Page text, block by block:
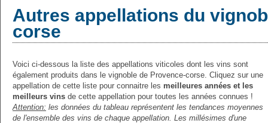
Autres appellations du
corse
Voici ci-dessous la liste des appellations viticoles dont les vins sont
également produits dans le vignoble de Provence-corse. Cliquez sur une
appellation de cette liste pour connaitre les meilleures années et les
meilleurs vins de cette appellation pour toutes les années connues !
Attention: les données du tableau représentent les tendances moyennes
de l'ensemble des vins de chaque appellation. Les millésimes d'une